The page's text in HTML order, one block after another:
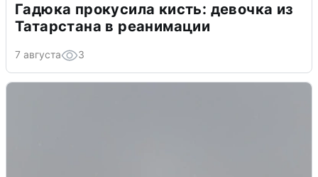
Гадюка прокусила кисть: девочка из
Татарстана в реанимации
7 августа 3